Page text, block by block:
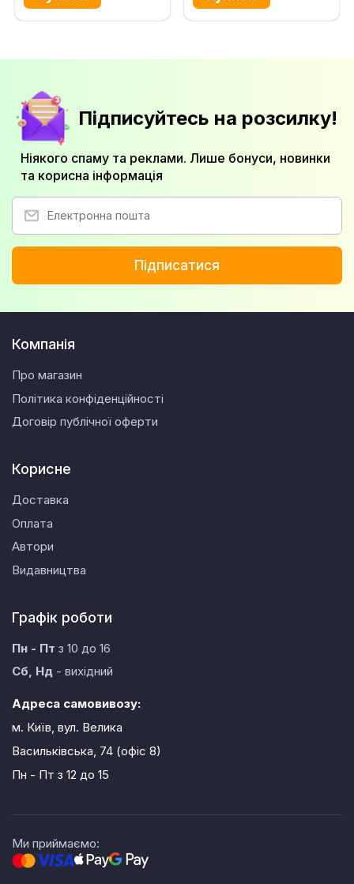
Підписуйтесь на розсилку!
Ніякого спаму та реклами. Лише бонуси, новинки
та корисна інформація
Підписатися
Компанія
Про магазин
Політика конфіденційності
Договір публічної оферти
Корисне
Доставка
Оплата
Автори
Видавництва
Графік роботи
Пн - Пт з 10 до 16
Сб, Нд - вихідний
Адреса самовивозу:
м. Київ, вул. Велика
Васильківська, 74 (офіс 8)
Пн - Пт з 12 до 15
Ми приймаємо: